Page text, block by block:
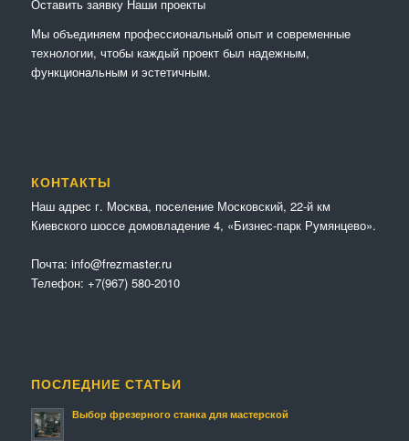
Оставить заявку Наши проекты
Мы объединяем профессиональный опыт и современные
технологии, чтобы каждый проект был надежным,
функциональным и эстетичным.
КОНТАКТЫ
Наш адрес г. Москва, поселение Московский, 22-й км
Киевского шоссе домовладение 4, «Бизнес-парк Румянцево».
Почта: info@frezmaster.ru
Телефон: +7(967) 580-2010
ПОСЛЕДНИЕ СТАТЬИ
Выбор фрезерного станка для мастерской